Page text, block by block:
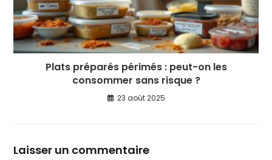
Plats préparés périmés : peut-on les
consommer sans risque ?
23 août 2025
Laisser un commentaire